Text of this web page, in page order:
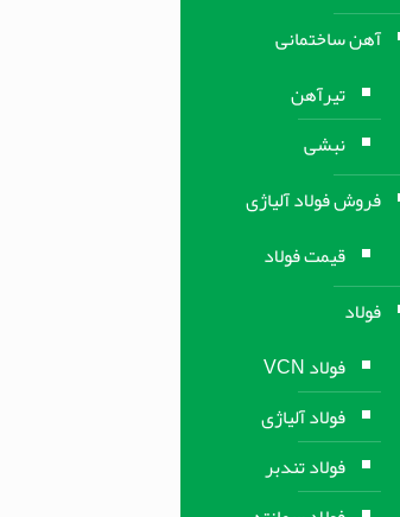
آهن ساختمانی
تیرآهن
نبشی
فروش فولاد آلیاژی
قیمت فولاد
فولاد
فولاد VCN
فولاد آلیاژی
فولاد تندبر